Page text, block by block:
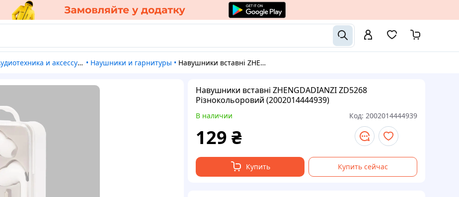
Аудиотехника и аксессуары • Наушники и гарнитуры • Навушники вставні ZHENGDADIANZI ZD5268 Різнокольоровий (2002014444939)
Навушники вставні ZHENGDADIANZI ZD5268
Різнокольоровий (2002014444939)
В наличии Код: 2002014444939
129 ₴
Купить Купить сейчас